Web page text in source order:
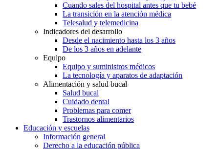
Cuando sales del hospital antes que tu bebé
La transición en la atención médica
Telesalud y telemedicina
Indicadores del desarrollo
Desde el nacimiento hasta los 3 años
De los 3 años en adelante
Equipo
Equipo y suministros médicos
La tecnología y aparatos de adaptación
Alimentación y salud bucal
Salud bucal
Cuidado dental
Problemas para comer
Trastornos alimentarios
Educación y escuelas
Información general
Derecho a la educación pública